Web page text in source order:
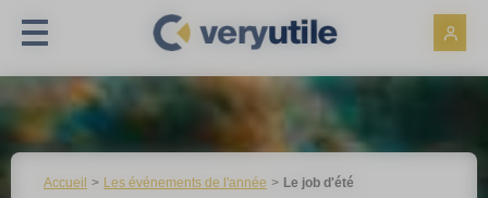
Accueil Les événements de l'année Le job d'été